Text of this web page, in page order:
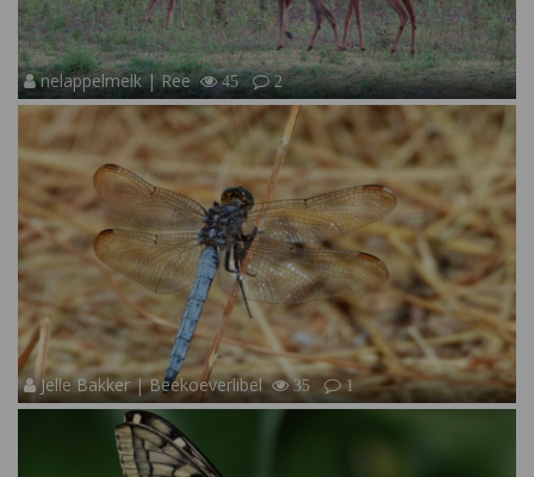
nelappelmelk | Ree 45 2
Jelle Bakker | Beekoeverlibel 35 1